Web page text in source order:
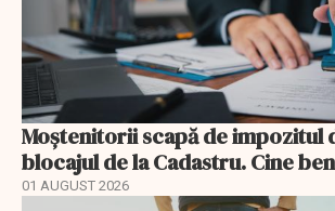
Moștenitorii scapă de impozitul
blocajul de la Cadastru. Cine
01 AUGUST 2026